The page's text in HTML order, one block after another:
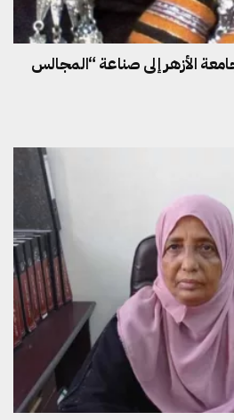
الأزهر إلى صناعة “المجالس